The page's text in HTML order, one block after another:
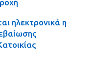
ηλεκτρονικά η